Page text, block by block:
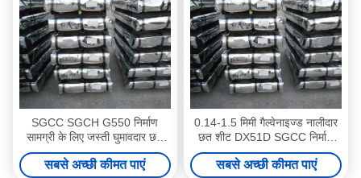
SGCC SGCH G550 निर्माण
सामग्री के लिए जस्ती घुमावदार छत
शीट 1500 मिमी 3005 मिमी
सबसे अच्छी कीमत पाएं
0.14-1.5 मिमी गैल्वेनाइज्ड नालीदार
छत शीट DX51D SGCC निर्माण
सामग्री के लिए
सबसे अच्छी कीमत पाएं